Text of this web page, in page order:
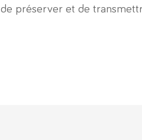
de préserver et de